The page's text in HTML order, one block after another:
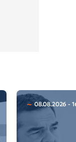
08.08.2026 -